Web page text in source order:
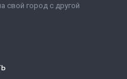
свой город с другой